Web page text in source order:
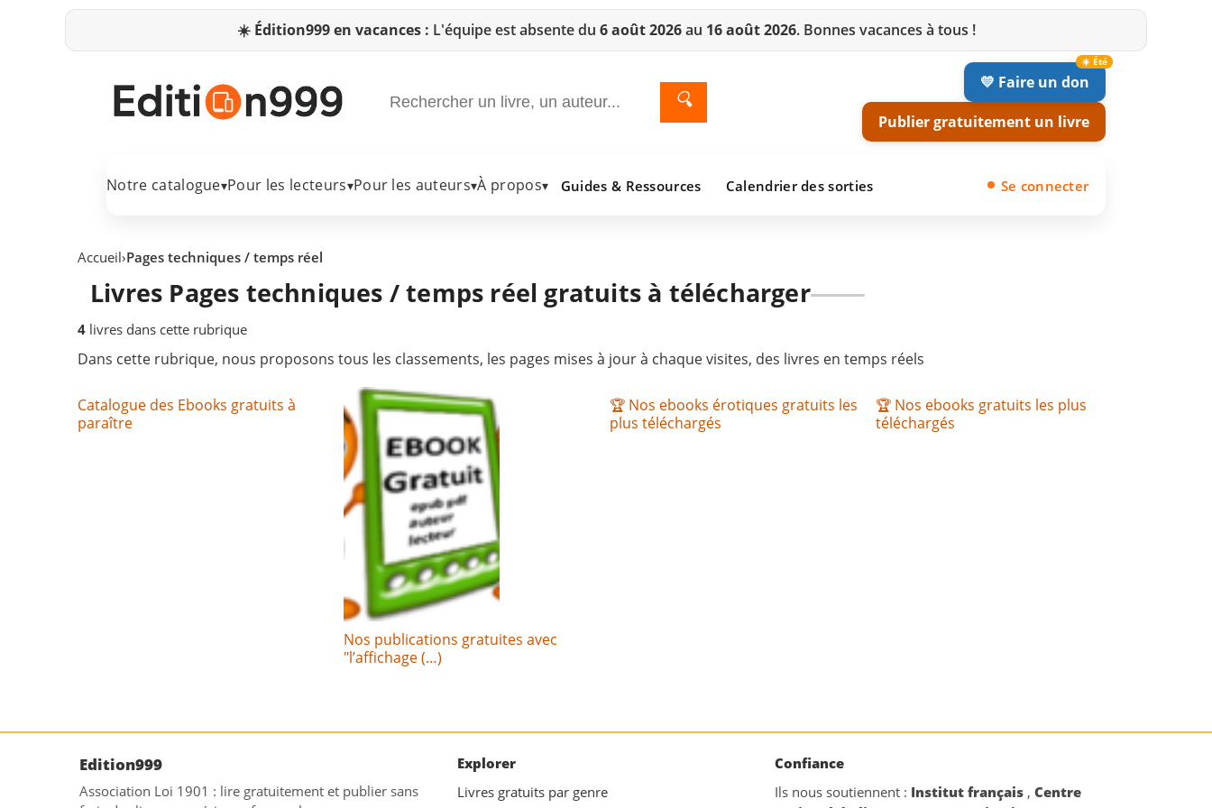
☀️ Édition999 en vacances : L'équipe est absente du 6 août 2026au 16 août 2026. Bonnes vacances à tous !
🔍
💛 Faire un don
Publier gratuitement un livre
Notre catalogue▾Pour les lecteurs▾Pour les auteurs▾À propos▾ Guides & Ressources Calendrier des sorties Se connecter
Accueil›Pages techniques / temps réel
Livres Pages techniques / temps réel gratuits à télécharger
4 livres dans cette rubrique
Dans cette rubrique, nous proposons tous les classements, les pages mises à jour à chaque visites, des livres en temps réels
Catalogue des Ebooks gratuits à
paraître
Nos publications gratuites avec
"l’affichage (…)
🏆 Nos ebooks érotiques gratuits les
plus téléchargés
🏆 Nos ebooks gratuits les plus
téléchargés
Edition999
Association Loi 1901 : lire gratuitement et publier sans
Explorer
Livres gratuits par genre
Confiance
Ils nous soutiennent : Institut français ,Centre